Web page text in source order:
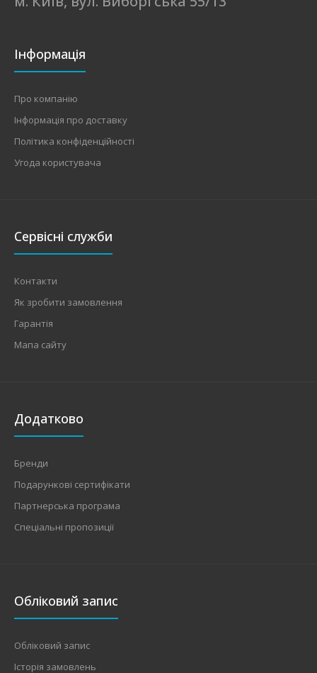
Інформація
Про компанію
Інформація про доставку
Політика конфіденційності
Угода користувача
Сервісні служби
Контакти
Як зробити замовлення
Гарантія
Мапа сайту
Додатково
Бренди
Подарункові сертифікати
Партнерська програма
Спеціальні пропозиції
Обліковий запис
Обліковий запис
Історія замовлень